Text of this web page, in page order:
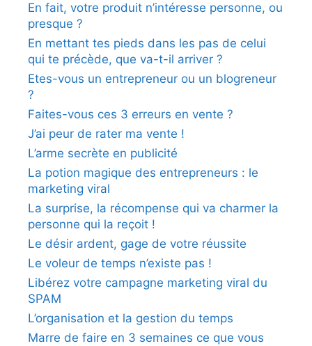
En fait, votre produit n’intéresse personne, ou
presque ?
En mettant tes pieds dans les pas de celui
qui te précède, que va-t-il arriver ?
Etes-vous un entrepreneur ou un blogreneur
?
Faites-vous ces 3 erreurs en vente ?
J’ai peur de rater ma vente !
L’arme secrète en publicité
La potion magique des entrepreneurs : le
marketing viral
La surprise, la récompense qui va charmer la
personne qui la reçoit !
Le désir ardent, gage de votre réussite
Le voleur de temps n’existe pas !
Libérez votre campagne marketing viral du
SPAM
L’organisation et la gestion du temps
Marre de faire en 3 semaines ce que vous